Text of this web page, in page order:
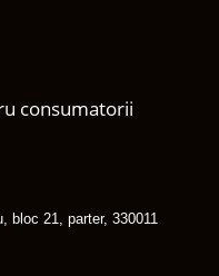
consumatorii
bloc 21, parter, 330011